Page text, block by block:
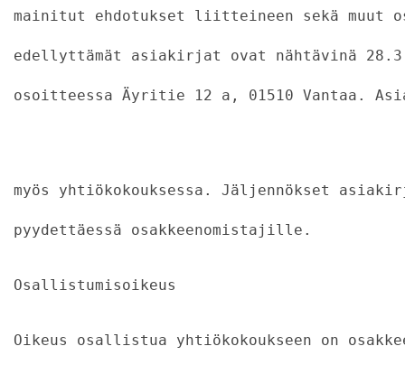
mainitut ehdotukset liitteineen sekä muut
edellyttämät asiakirjat ovat nähtävinä
osoitteessa Äyritie 12 a, 01510 Vantaa.
myös yhtiökokouksessa. Jäljennökset
pyydettäessä osakkeenomistajille.
Osallistumisoikeus
Oikeus osallistua yhtiökokoukseen on